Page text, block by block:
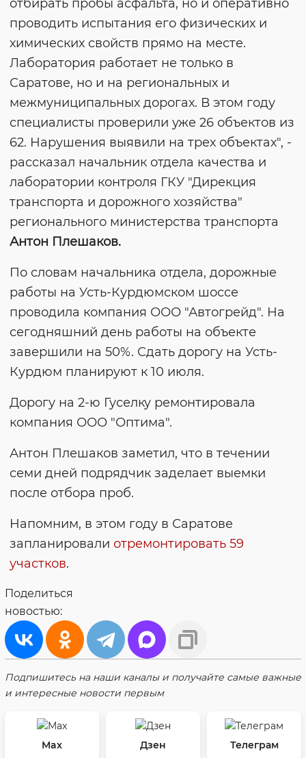
отбирать пробы асфальта, но и оперативно
проводить испытания его физических и
химических свойств прямо на месте.
Лаборатория работает не только в
Саратове, но и на региональных и
межмуниципальных дорогах. В этом году
специалисты проверили уже 26 объектов из
62. Нарушения выявили на трех объектах", -
рассказал начальник отдела качества и
лаборатории контроля ГКУ "Дирекция
транспорта и дорожного хозяйства"
регионального министерства транспорта
Антон Плешаков.
По словам начальника отдела, дорожные
работы на Усть-Курдюмском шоссе
проводила компания ООО "Автогрейд". На
сегодняшний день работы на объекте
завершили на 50%. Сдать дорогу на Усть-
Курдюм планируют к 10 июля.
Дорогу на 2-ю Гуселку ремонтировала
компания ООО "Оптима".
Антон Плешаков заметил, что в течении
семи дней подрядчик заделает выемки
после отбора проб.
Напомним, в этом году в Саратове
запланировали отремонтировать 59
участков.
Поделиться
новостью:
Подпишитесь на наши каналы и получайте самые важные
и интересные новости первым
Max Дзен Телеграм